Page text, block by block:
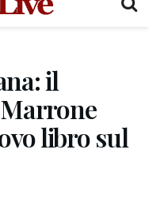
il
libro sul